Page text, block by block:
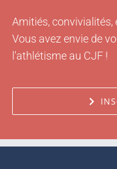
Amitiés,
Vous avez envie de
l'athlétisme au CJF !